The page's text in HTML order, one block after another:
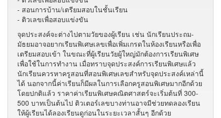
- สอนการบ้าน/เตรียมสอบในชั้นเรียน
- ติวเลขเพื่อสอบแข่งขัน
จุดประสงค์จะต่างไปตามวัยของผู้เรียน เช่น นักเรียนประถม-
มัธยมอาจอยากเรียนพิเศษเลขเพื่อเพิ่มเกรดในห้องเรียนหรือเพื่อ
เตรียมสอบเข้า ในขณะที่ผู้เรียนวัยผู้ใหญ่มักต้องการเรียนพิเศษ
เพื่อใช้ในการทำงาน เมื่อทราบจุดประสงค์การเรียนพิเศษแล้ว
นักเรียนควรหาครูสอนที่สอนพิเศษเลขสำหรับจุดประสงค์เหล่านี้
ได้ นอกจากนี้ค่าเรียนก็มีผลในการเลือกครูสอนพิเศษมากอีกด้วย
โดยปกติแล้ว ราคาค่าเรียนพิเศษคณิตศาสตร์จะเริ่มต้นที่ 300-
500 บาทเป็นต้นไป ติวเตอร์เลขบางท่านอาจมีช่วยทดลองเรียน
ให้ผู้เรียนได้ลองเรียนดูก่อนในระยะเวลาสั้นๆ อีกด้วย